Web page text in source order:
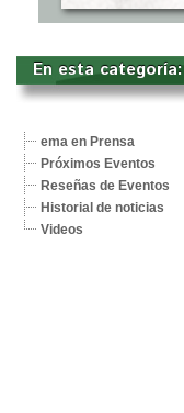
En esta categoría:
ema en Prensa
Próximos Eventos
Reseñas de Eventos
Historial de noticias
Videos